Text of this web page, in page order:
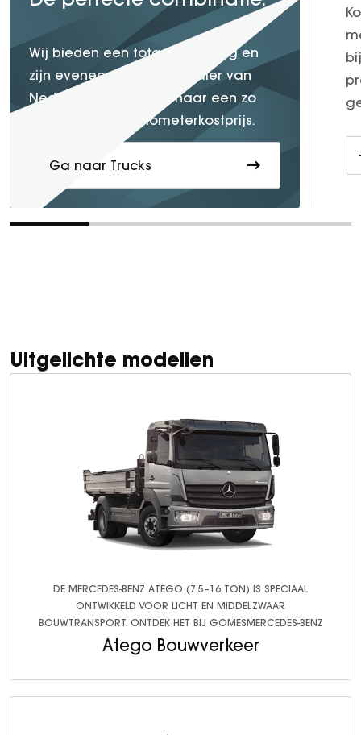
Wij bieden een totaaloplossing en
zijn eveneens de truckdealer van
Nederland die streeft naar een zo
laag mogelijke kilometerkostprijs.
Ga naar Trucks
Uitgelichte modellen
DE MERCEDES-BENZ ATEGO (7,5–16 TON) IS SPECIAAL
ONTWIKKELD VOOR LICHT EN MIDDELZWAAR
BOUWTRANSPORT. ONTDEK HET BIJ GOMESMERCEDES-BENZ
Atego Bouwverkeer